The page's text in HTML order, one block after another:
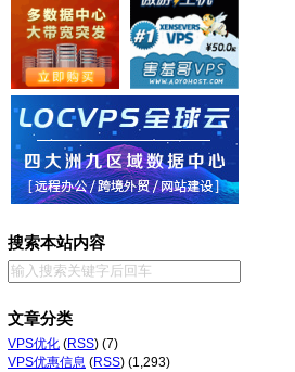
搜索本站内容
文章分类
VPS优化 (RSS) (7)
VPS优惠信息 (RSS) (1,293)